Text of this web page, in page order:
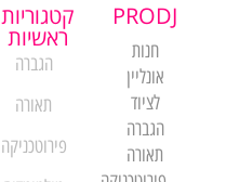
PRODJ
חנות
אונליין
לציוד
הגברה
תאורה
קטגוריות
ראשיות
הגברה
תאורה
פירוטכניקה